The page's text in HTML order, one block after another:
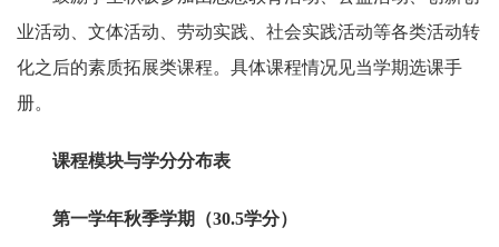
业活动、文体活动、劳动实践、社会实践活动等各类活动转
化之后的素质拓展类课程。具体课程情况见当学期选课手
册。
课程模块与学分分布表
第一学年秋季学期（30.5学分）